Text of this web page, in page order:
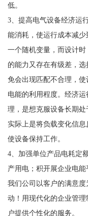
低。
3、提高电气设备经济运
能消耗，使运行成本减
一个随机变量，而设计
的能力又存在有级差，
免会出现匹配不合理，
电能的利用程度。经济
理，是想克服设备长期
实际上是将负载变化信
使设备保持工作。
4、加强单位产品电耗定
产用电；积开展企业电能
我们公司以客户的满意
动！用现代化的企业管
户提供个性化的服务。